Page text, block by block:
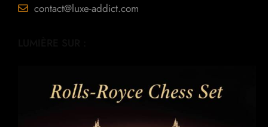
contact@luxe-addict.com